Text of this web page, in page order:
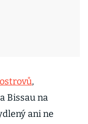
,
Bissau na
ani ne